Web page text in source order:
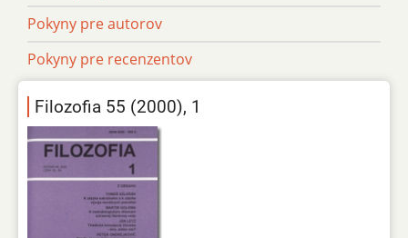
Pokyny pre autorov
Pokyny pre recenzentov
Filozofia 55 (2000), 1